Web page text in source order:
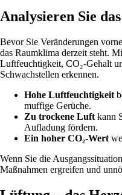
Analysieren Sie
Bevor Sie Veränderungen
das Raumklima derzeit steht.
Luftfeuchtigkeit, CO₂-Gehalt
Schwachstellen erkennen.
Hohe Luftfeuchtigkeit
muffige Gerüche.
Zu trockene Luft kann
Aufladung fördern.
Ein hoher CO₂-Wert
Wenn Sie die
Maßnahmen ergreifen und